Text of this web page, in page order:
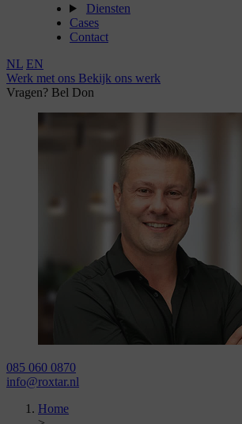
Diensten
Cases
Contact
NL EN
Werk met ons Bekijk ons werk
Vragen? Bel Don
085 060 0870
info@roxtar.nl
Home